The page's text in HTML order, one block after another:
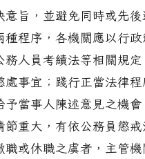
意旨，並避免同時或先
種程序，各機關應以行政
務人員考績法等相關規定
處事宜；踐行正當法律
予當事人陳述意見之機會
節重大，有依公務員懲戒
職或休職之虞者，主管